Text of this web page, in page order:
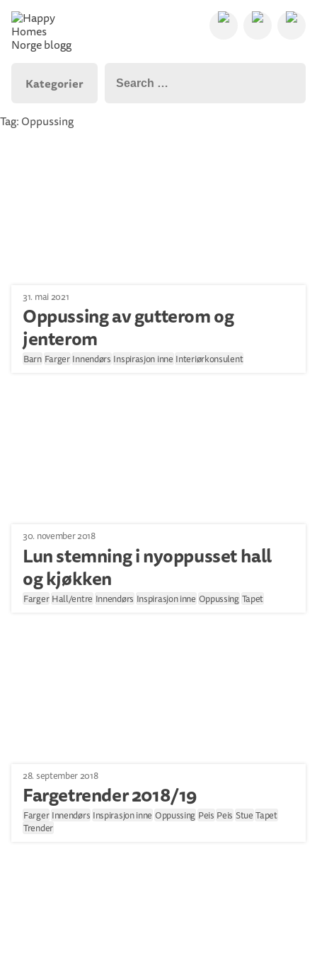
Kategorier
Tag: Oppussing
31. mai 2021
Oppussing av gutterom og
jenterom
Barn Farger Innendørs Inspirasjon inne Interiørkonsulent
30. november 2018
Lun stemning i nyoppusset hall
og kjøkken
Farger Hall/entre Innendørs Inspirasjon inne Oppussing Tapet
28. september 2018
Fargetrender 2018/19
Farger Innendørs Inspirasjon inne Oppussing Peis Peis Stue Tapet
Trender